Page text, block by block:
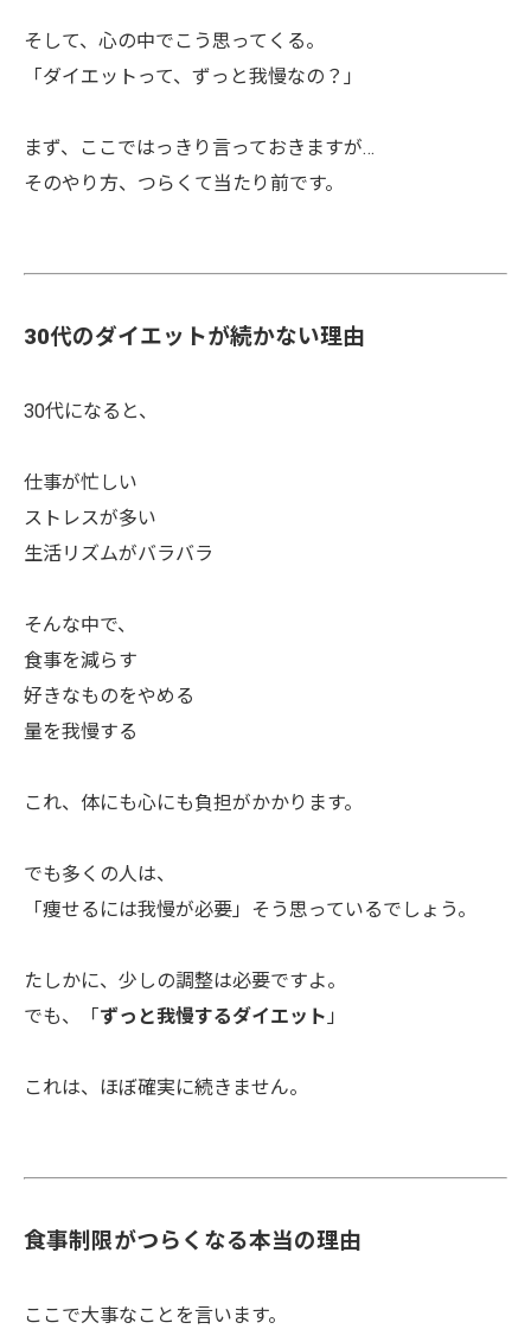
そして、心の中でこう思ってくる。
「ダイエットって、ずっと我慢なの？」
まず、ここではっきり言っておきますが…
そのやり方、つらくて当たり前です。
30代のダイエットが続かない理由
30代になると、
仕事が忙しい
ストレスが多い
生活リズムがバラバラ
そんな中で、
食事を減らす
好きなものをやめる
量を我慢する
これ、体にも心にも負担がかかります。
でも多くの人は、
「痩せるには我慢が必要」そう思っているでしょう。
たしかに、少しの調整は必要ですよ。
でも、「ずっと我慢するダイエット 」
これは、ほぼ確実に続きません。
食事制限がつらくなる本当の理由
ここで大事なことを言います。